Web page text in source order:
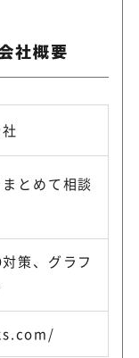
社概要
とめて相談
策、グラフ